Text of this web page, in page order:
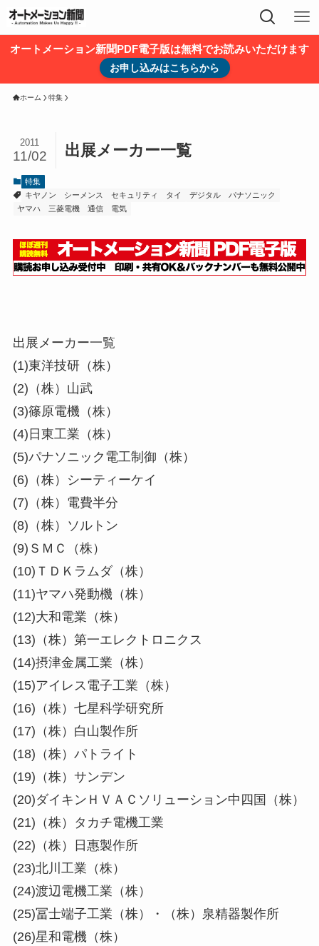
オートメーション新聞PDF電子版は無料でお読みいただけます
お申し込みはこちらから
ホーム 特集
出展メーカー一覧
2011
11/02
特集
キヤノン
シーメンス セキュリティ タイ デジタル
パナソニック
ヤマハ
三菱電機 通信 電気
出展メーカー一覧
(1)東洋技研（株）
(2)（株）山武
(3)篠原電機（株）
(4)日東工業（株）
(5)パナソニック電工制御（株）
(6)（株）シーティーケイ
(7)（株）電費半分
(8)（株）ソルトン
(9)ＳＭＣ（株）
(10)ＴＤＫラムダ（株）
(11)ヤマハ発動機（株）
(12)大和電業（株）
(13)（株）第一エレクトロニクス
(14)摂津金属工業（株）
(15)アイレス電子工業（株）
(16)（株）七星科学研究所
(17)（株）白山製作所
(18)（株）パトライト
(19)（株）サンデン
(20)ダイキンＨＶＡＣソリューション中四国（株）
(21)（株）タカチ電機工業
(22)（株）日惠製作所
(23)北川工業（株）
(24)渡辺電機工業（株）
(25)冨士端子工業（株）・（株）泉精器製作所
(26)星和電機（株）